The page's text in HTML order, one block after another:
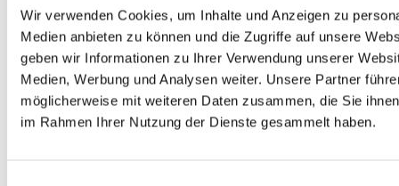
Wir verwenden Cookies, um Inhalte und Anzeigen zu
Medien anbieten zu können und die Zugriffe auf unsere
geben wir Informationen zu Ihrer Verwendung unserer
Medien, Werbung und Analysen weiter. Unsere Partner
möglicherweise mit weiteren Daten zusammen, die Sie
im Rahmen Ihrer Nutzung der Dienste gesammelt haben.